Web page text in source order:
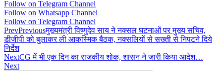
Follow on Telegram Channel
Follow on Whatsapp Channel
Follow on Telegram Channel
PrevPreviousमुख्यमंत्री विष्णुदेव साय ने नक्सल घटनाओं पर मुख्य सचिव,
डीजीपी को बुलाकर ली आकस्मिक बैठक, नक्सलियों से सख्ती से निपटने दिये
निर्देश
NextCG में भी एक दिन का राजकीय शोक, शासन ने जारी किया आदेश…
Next